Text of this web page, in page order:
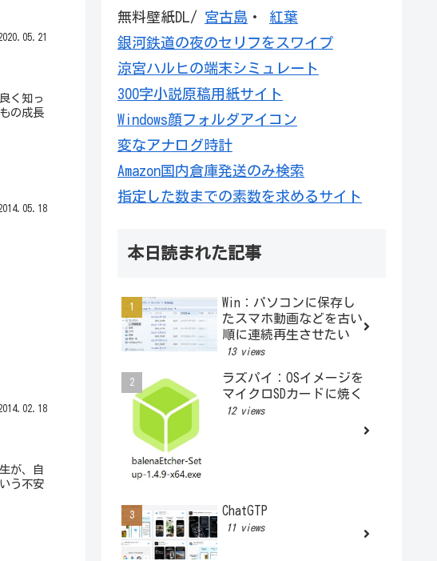
く知っ
の成長
が、自
う不安
無料壁紙DL/ 宮古島 ・ 紅葉
銀河鉄道の夜のセリフをスワイプ
涼宮ハルヒの端末シミュレート
300字小説原稿用紙サイト
Windows顔フォルダアイコン
変なアナログ時計
Amazon国内倉庫発送のみ検索
指定した数までの素数を求めるサイト
本日読まれた記事
Win：パソコンに保存し
たスマホ動画などを古い
順に連続再生させたい
13 views
ラズパイ：OSイメージを
マイクロSDカードに焼く
12 views
ChatGTP
11 views